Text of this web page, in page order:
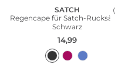
SATCH
Regencape für Satch-
Schwarz
14,99